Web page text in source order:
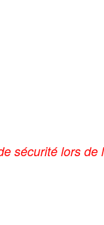
sécurité lors de